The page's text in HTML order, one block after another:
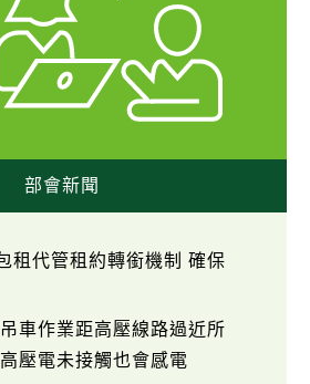
部會新聞
租代管租約轉銜機制 確保
車作業距高壓線路過近所
壓電未接觸也會感電